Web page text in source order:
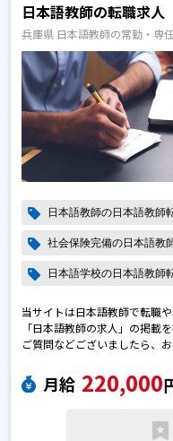
日本語教師の転職求人
兵庫県 日本語教師の常勤・専
日本語教師の日本語教師
社会保険完備の日本語教
日本語学校の日本語教師
当サイトは日本語教師で転職
「日本語教師の求人」の掲載
ご質問などございましたら、
※求人によっては募集が終了
い。日本語教師の転職求人
月給 220,000